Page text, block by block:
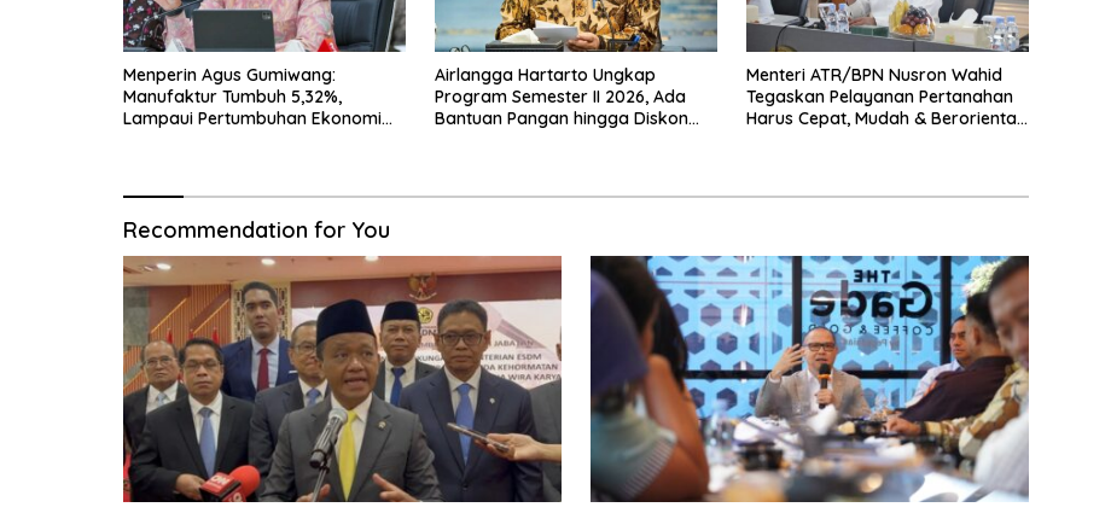
Menperin Agus Gumiwang:
Manufaktur Tumbuh 5,32%,
Lampaui Pertumbuhan Ekonomi
Airlangga Hartarto Ungkap
Program Semester II 2026, Ada
Bantuan Pangan hingga Diskon
Menteri ATR/BPN Nusron Wahid
Tegaskan Pelayanan Pertanahan
Harus Cepat, Mudah & Berorientasi
Recommendation for You